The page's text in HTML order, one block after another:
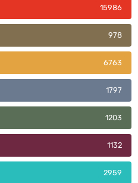
15986
978
6763
1797
1203
1132
2959